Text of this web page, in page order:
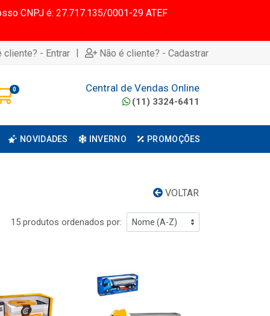
CNPJ é: 27.717.135/0001-29 ATEF
cliente? - Entrar | Não é cliente? - Cadastrar
0 Central de Vendas Online
(11) 3324-6411
NOVIDADES INVERNO PROMOÇÕES
VOLTAR
15 produtos ordenados por: